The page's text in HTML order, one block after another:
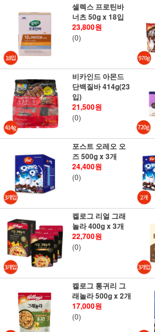
셀렉스 프로틴바
너츠 50g x 18입
23,800원
(0)
비카인드 아몬드
단백질바 414g(23
입)
21,500원
(0)
포스트 오레오 오
즈 500g x 3개
24,400원
(0)
켈로그 리얼 그래
놀라 400g x 3개
22,700원
(0)
켈로그 통귀리 그
래놀라 500g x 2개
17,000원
(0)